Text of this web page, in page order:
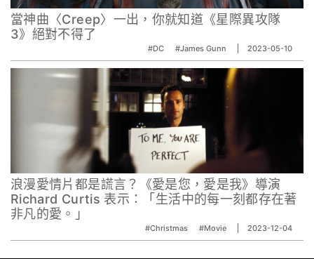
當神曲〈Creep〉一出，你就知道《星際異攻隊
3》絕對不得了
#DC #James Gunn 2023-05-10
浪漫愛情片都是謊言？《愛是您，愛是我》導演
Richard Curtis 表示：「生活中的每一刻都存在著
非凡的愛。」
#Christmas #Movie 2023-12-04